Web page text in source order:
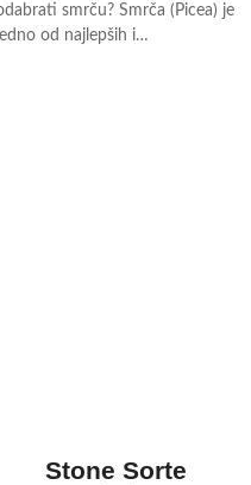
smrču? Smrča (Picea) je
od najlepših i…
Stone Sorte